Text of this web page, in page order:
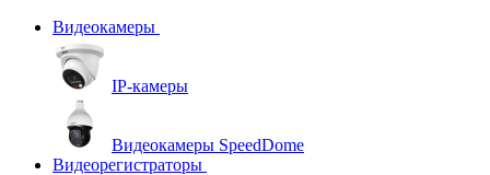
Видеокамеры
IP-камеры
Видеокамеры SpeedDome
Видеорегистраторы